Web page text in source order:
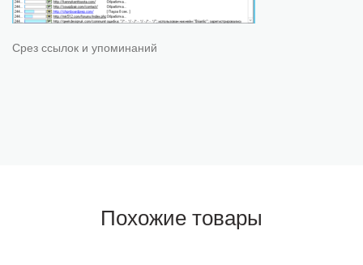
Срез ссылок и упоминаний
Похожие товары